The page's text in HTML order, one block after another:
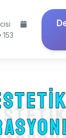
153